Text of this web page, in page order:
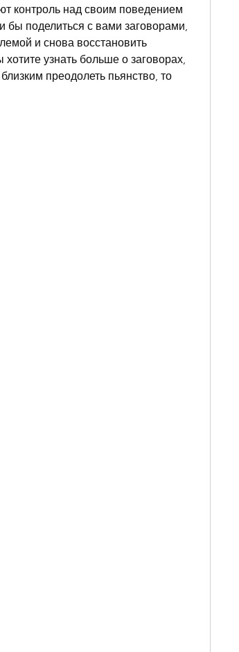
контроль над своим поведением
бы поделиться с вами заговорами,
и снова восстановить
узнать больше о заговорах,
преодолеть пьянство, то